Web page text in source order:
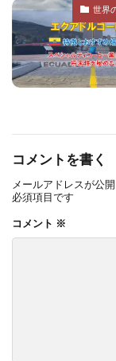
世界
コメントを書く
メールアドレスが公
必須項目です
コメント ※